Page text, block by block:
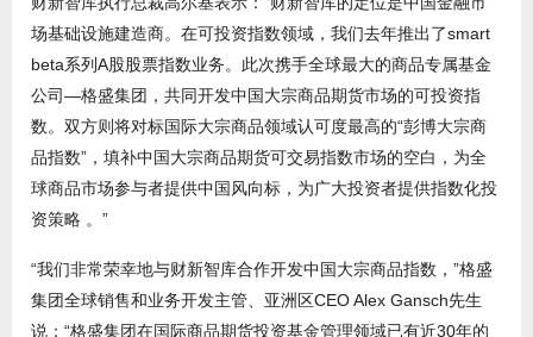
场基础设施建造商。在可投资指数领域，我们去年推出了smart
beta系列A股股票指数业务。此次携手全球最大的商品专属基金
公司—格盛集团，共同开发中国大宗商品期货市场的可投资指
数。双方则将对标国际大宗商品领域认可度最高的“彭博大宗商
品指数”，填补中国大宗商品期货可交易指数市场的空白，为全
球商品市场参与者提供中国风向标，为广大投资者提供指数化投
资策略 。”
“我们非常荣幸地与财新智库合作开发中国大宗商品指数，”格盛
集团全球销售和业务开发主管、亚洲区CEO Alex Gansch先生
说：“格盛集团在国际商品期货投资基金管理领域已有近30年的